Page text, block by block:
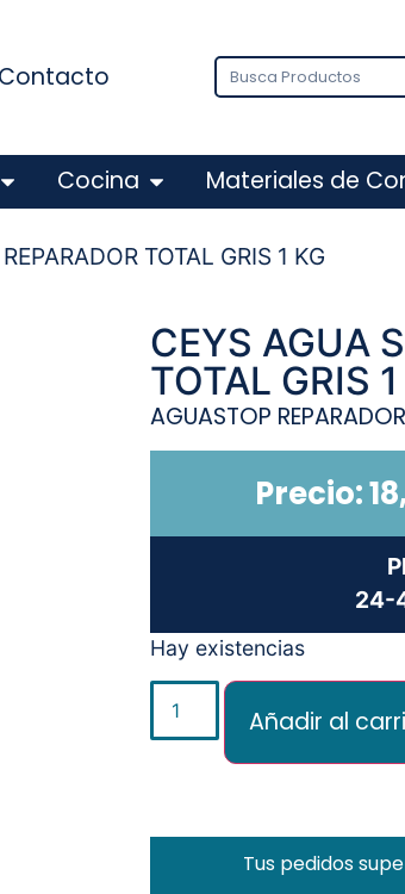
Contacto
Cocina Materiales de
TOTAL GRIS 1 KG
CEYS AGUA
TOTAL GRIS
AGUASTOP
Precio:
24-
Hay existencias
Añadir al
Tus pedidos